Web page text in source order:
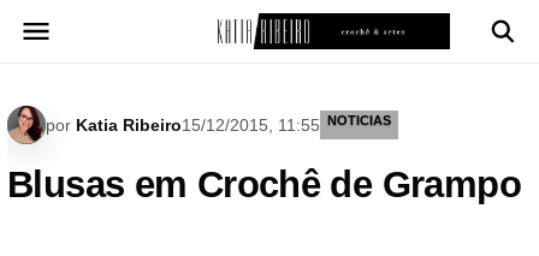
para
por Katia Ribeiro15/12/2015, 11:55 NOTICIAS
Blusas em Crochê de Grampo